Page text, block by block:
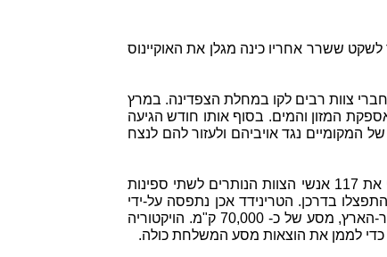
ששרר אחריו כינה מגלן את האוקיינוס
צוות רבים לקו במחלת הצפדינה. במרץ
אספקת המזון והמים. בסוף אותו חודש הגיעה
נגד אויביהם ולעזור להם לנצח
. הלה אסף את 117 אנשי הצוות הנותרים לשתי ספינות
בדרכן. הטרינידד אכן נתפסה על-ידי
הפורטוגזים והוחרמה. הספינה ויקטוריה היא היחידה מבין חמש הספינות שיצאו לדרך שהשלימה הקפה מלאה של כדור-הארץ, מסע של כ- 70,000 ק"מ. הויקטוריה